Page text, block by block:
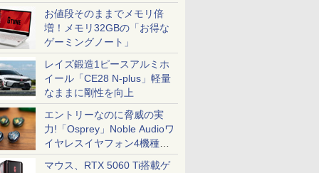
お値段そのままでメモリ倍
増！メモリ32GBの「お得な
ゲーミングノート」
レイズ鍛造1ピースアルミホ
イール「CE28 N-plus」軽量
なままに剛性を向上
エントリーなのに脅威の実
力!「Osprey」Noble Audioワ
イヤレスイヤフォン4機種を
一気に聴く
マウス、RTX 5060 Ti搭載ゲ